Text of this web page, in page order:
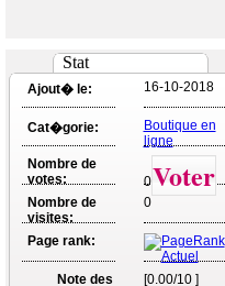
Stat
Ajout� le: 16-10-2018
Cat�gorie:
Boutique en
ligne
Nombre de
votes:
0Voter
Nombre de
visites:
0
Page rank:
Note des [0.00/10 ]